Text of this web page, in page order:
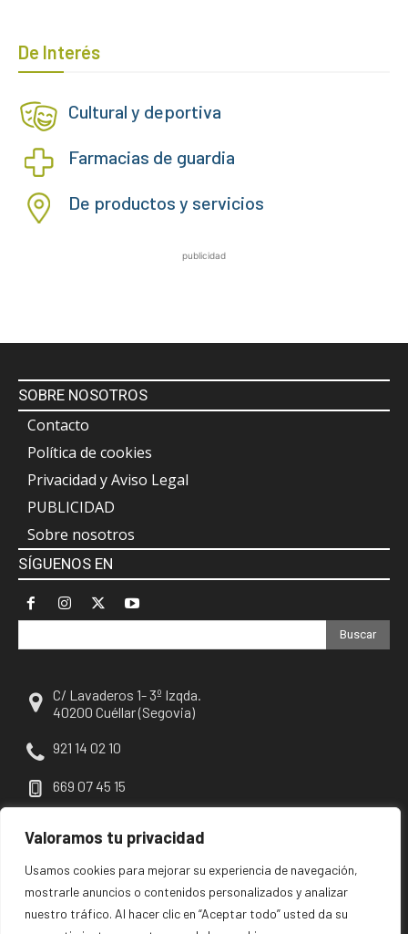
Valoramos tu privacidad
Usamos cookies para mejorar su experiencia de navegación,
mostrarle anuncios o contenidos personalizados y analizar
nuestro tráfico. Al hacer clic en “Aceptar todo” usted da su
De Interés
Cultural y deportiva
Farmacias de guardia
De productos y servicios
publicidad
SOBRE NOSOTROS
Contacto
Política de cookies
Privacidad y Aviso Legal
PUBLICIDAD
Sobre nosotros
SÍGUENOS EN
Buscar
C/ Lavaderos 1- 3º Izqda.
40200 Cuéllar (Segovia)
921 14 02 10
669 07 45 15